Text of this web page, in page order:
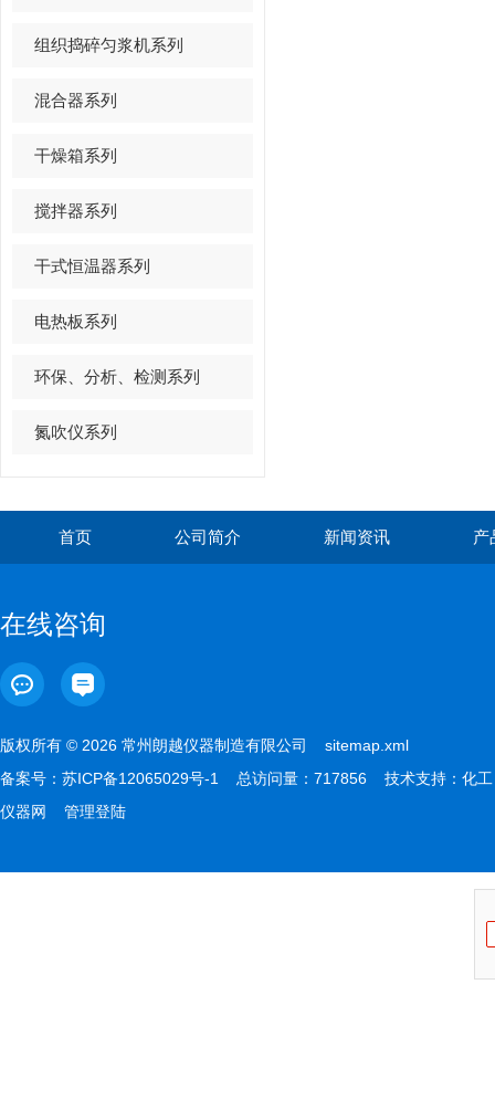
组织捣碎匀浆机系列
混合器系列
干燥箱系列
搅拌器系列
干式恒温器系列
电热板系列
环保、分析、检测系列
氮吹仪系列
首页 公司简介 新闻资讯 产
在线咨询
版权所有 © 2026 常州朗越仪器制造有限公司 sitemap.xml
备案号： 苏ICP备12065029号-1 总访问量：717856 技术支持： 化工
仪器网
管理登陆